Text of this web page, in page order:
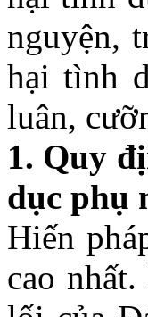
nguyện,
hại tình
luân,
1. Quy
dục phụ
Hiến
cao